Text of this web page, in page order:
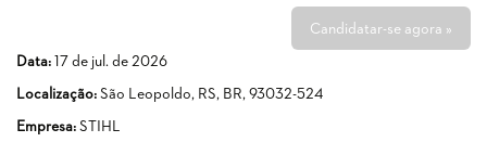
Candidatar-se agora »
Data:17 de jul. de 2026
Localização:São Leopoldo, RS, BR, 93032-524
Empresa:STIHL